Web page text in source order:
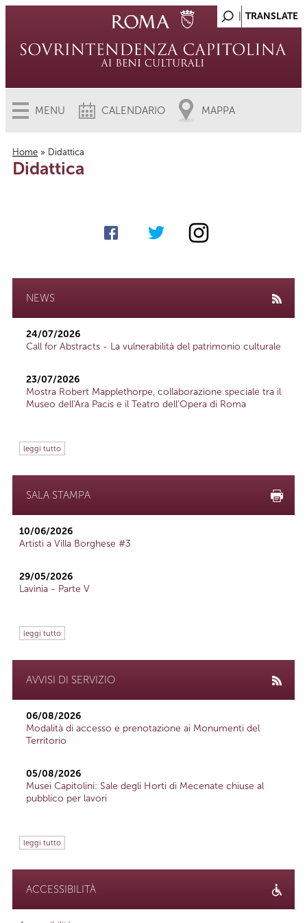
MENU CALENDARIO MAPPA
Tu sei qui
Home » Didattica
Didattica
NEWS
24/07/2026
Call for Abstracts - La vulnerabilità del patrimonio culturale
23/07/2026
Mostra Robert Mapplethorpe, collaborazione speciale tra il
Museo dell'Ara Pacis e il Teatro dell'Opera di Roma
leggi tutto
SALA STAMPA
10/06/2026
Artisti a Villa Borghese #3
29/05/2026
Lavinia - Parte V
leggi tutto
AVVISI DI SERVIZIO
06/08/2026
Modalità di accesso e prenotazione ai Monumenti del
Territorio
05/08/2026
Musei Capitolini: Sale degli Horti di Mecenate chiuse al
pubblico per lavori
leggi tutto
ACCESSIBILITÀ